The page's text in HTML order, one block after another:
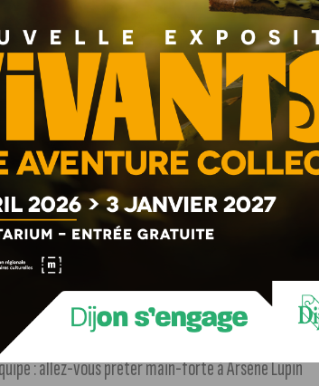
camp !
Lupin contre la Reine Victoria ». Le célèbre
diamant Koh-i-noor au cours d’une escapade à
afin de restituer la pierre précieuse à son
sur la détermination de la Reine Victoria, bien
: allez-vous prêter main-forte à Arsène Lupin